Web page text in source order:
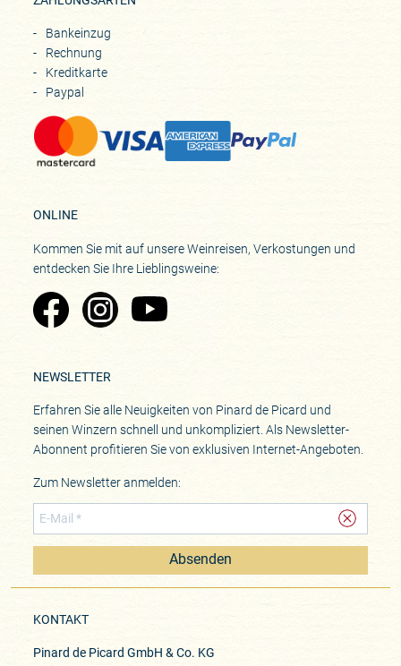
Bankeinzug
Rechnung
Kreditkarte
Paypal
ONLINE
Kommen Sie mit auf unsere Weinreisen, Verkostungen und
entdecken Sie Ihre Lieblingsweine:
Zu Pinard's Facebook-Seite
Zu Pinard's Instagram-Seite
Zu Pinard's YouTube-Seite
NEWSLETTER
Erfahren Sie alle Neuigkeiten von Pinard de Picard und
seinen Winzern schnell und unkompliziert. Als Newsletter-
Abonnent profitieren Sie von exklusiven Internet-Angeboten.
Zum Newsletter anmelden:
Absenden
KONTAKT
Pinard de Picard GmbH & Co. KG